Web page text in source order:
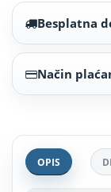
Besplatna
Način
OPIS